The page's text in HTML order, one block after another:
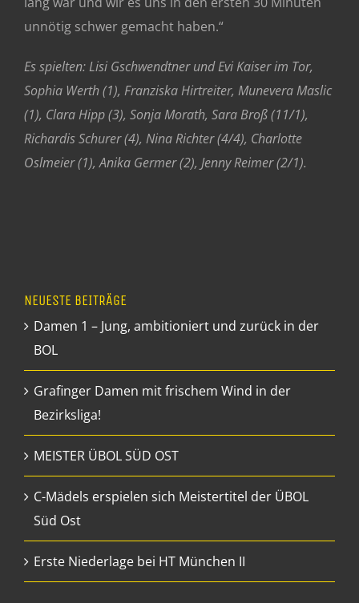
unnötig schwer gemacht haben.“
Es spielten: Lisi Gschwendtner und Evi Kaiser im Tor,
Sophia Werth (1), Franziska Hirtreiter, Munevera Maslic
(1), Clara Hipp (3), Sonja Morath, Sara Broß (11/1),
Richardis Schurer (4), Nina Richter (4/4), Charlotte
Oslmeier (1), Anika Germer (2), Jenny Reimer (2/1).
NEUESTE BEITRÄGE
Damen 1 – Jung, ambitioniert und zurück in der
BOL
Grafinger Damen mit frischem Wind in der
Bezirksliga!
MEISTER ÜBOL SÜD OST
C-Mädels erspielen sich Meistertitel der ÜBOL
Süd Ost
Erste Niederlage bei HT München II